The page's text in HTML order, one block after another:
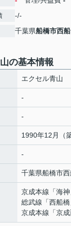
-/-
千葉県船橋市西船
の基本情報
エクセル青山
-
-
1990年12月（
-
千葉県船橋市
京成本線 「海神
総武線 「西船橋
京成本線 「京